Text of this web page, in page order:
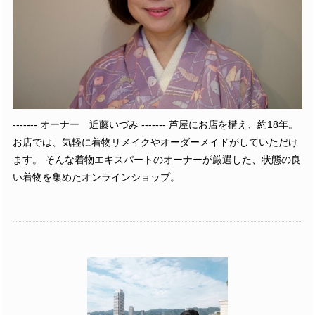
------- オーナー 近藤いづみ ------- 芦屋にお店を構え、約18年。
お店では、気軽に着物リメイクやオーダーメイドがしていただけ
ます。 そんな着物エキスパートのオーナーが厳選した、状態の良
い着物を集めたオンラインショップ。